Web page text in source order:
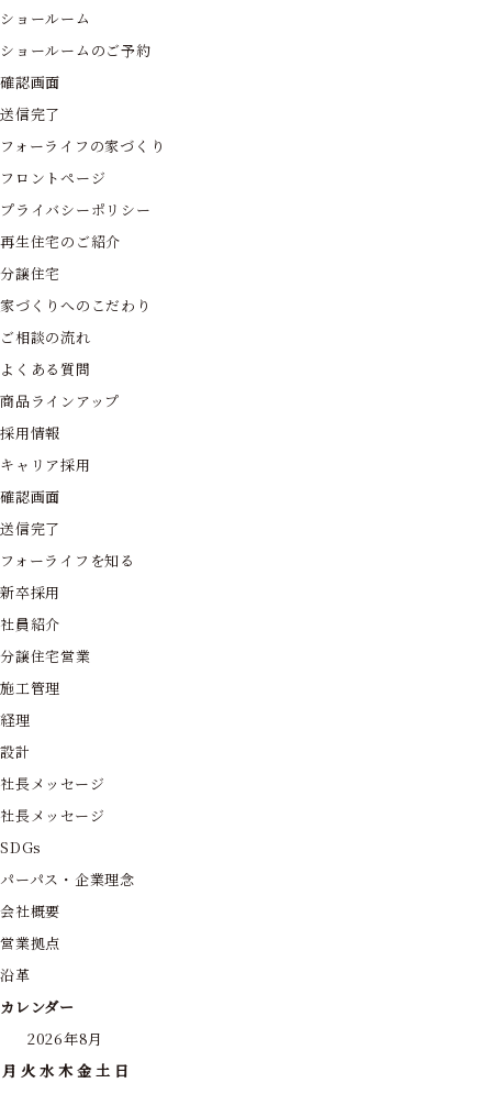
ショールーム
ショールームのご予約
確認画面
送信完了
フォーライフの家づくり
フロントページ
プライバシーポリシー
再生住宅のご紹介
分譲住宅
家づくりへのこだわり
ご相談の流れ
よくある質問
商品ラインアップ
採用情報
キャリア採用
確認画面
送信完了
フォーライフを知る
新卒採用
社員紹介
分譲住宅営業
施工管理
経理
設計
社長メッセージ
社長メッセージ
SDGs
パーパス・企業理念
会社概要
営業拠点
沿革
カレンダー
2026年8月
月 火水 木金 土 日